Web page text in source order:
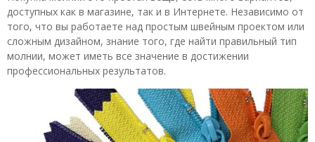
доступных как в магазине, так и в Интернете. Независимо от
того, что вы работаете над простым швейным проектом или
сложным дизайном, знание того, где найти правильный тип
молнии, может иметь все значение в достижении
профессиональных результатов.